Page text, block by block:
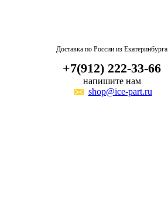
Доставка по России из Екатеринбурга
+7(912) 222-33-66
напишите нам
shop@ice-part.ru